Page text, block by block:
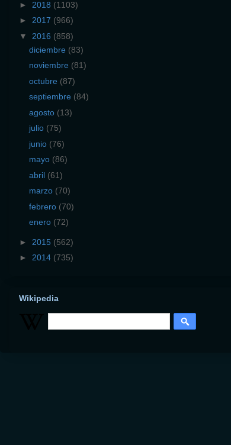
► 2018 (1103)
► 2017 (966)
▼ 2016 (858)
diciembre (83)
noviembre (81)
octubre (87)
septiembre (84)
agosto (13)
julio (75)
junio (76)
mayo (86)
abril (61)
marzo (70)
febrero (70)
enero (72)
► 2015 (562)
► 2014 (735)
Wikipedia